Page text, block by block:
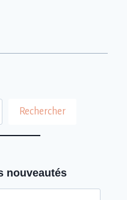
Rechercher
nouveautés